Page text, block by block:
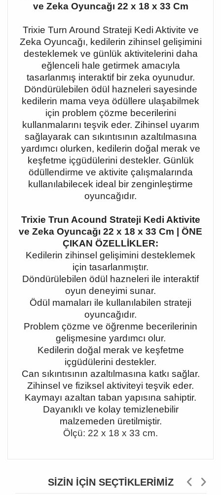
ve Zeka Oyuncağı 22 x 18 x 33 Cm
Trixie Turn Around Strateji Kedi Aktivite ve
Zeka Oyuncağı, kedilerin zihinsel gelişimini
desteklemek ve günlük aktivitelerini daha
eğlenceli hale getirmek amacıyla
tasarlanmış interaktif bir zeka oyunudur.
Döndürülebilen ödül hazneleri sayesinde
kedilerin mama veya ödüllere ulaşabilmek
için problem çözme becerilerini
kullanmalarını teşvik eder. Zihinsel uyarım
sağlayarak can sıkıntısının azaltılmasına
yardımcı olurken, kedilerin doğal merak ve
keşfetme içgüdülerini destekler. Günlük
ödüllendirme ve aktivite çalışmalarında
kullanılabilecek ideal bir zenginleştirme
oyuncağıdır.
Trixie Trun Acound Strateji Kedi Aktivite
ve Zeka Oyuncağı 22 x 18 x 33 Cm | ÖNE
ÇIKAN ÖZELLİKLER:
Kedilerin zihinsel gelişimini desteklemek
için tasarlanmıştır.
Döndürülebilen ödül hazneleri ile interaktif
oyun deneyimi sunar.
Ödül mamaları ile kullanılabilen strateji
oyuncağıdır.
Problem çözme ve öğrenme becerilerinin
gelişmesine yardımcı olur.
Kedilerin doğal merak ve keşfetme
içgüdülerini destekler.
Can sıkıntısının azaltılmasına katkı sağlar.
Zihinsel ve fiziksel aktiviteyi teşvik eder.
Kaymayı azaltan taban yapısına sahiptir.
Dayanıklı ve kolay temizlenebilir
malzemeden üretilmiştir.
Ölçü: 22 x 18 x 33 cm.
SIZIN İÇIN SEÇTIKLERIMIZ